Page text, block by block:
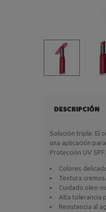
DESCRIPCIÓN
Solución triple: El
una aplicación
Protección UV
Colores
Textura
Cuidado oleo-
Alta tolerancia
Resistencia al